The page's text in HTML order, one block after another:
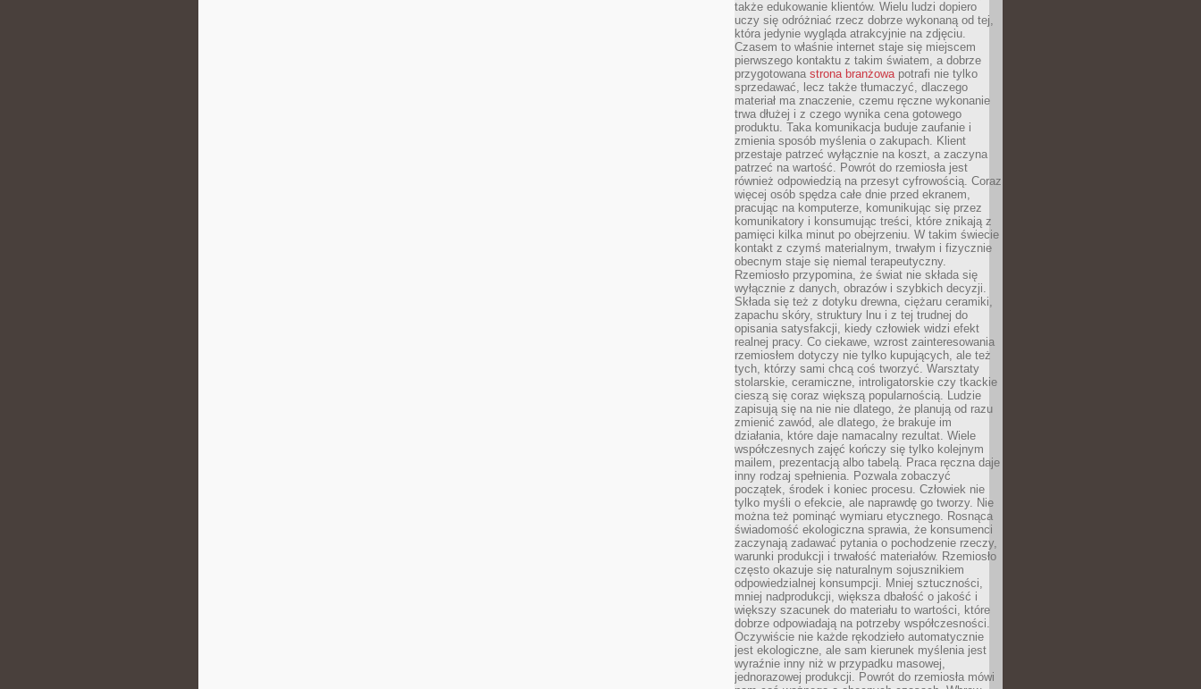
także edukowanie klientów. Wielu ludzi dopiero
uczy się odróżniać rzecz dobrze wykonaną od tej,
która jedynie wygląda atrakcyjnie na zdjęciu.
Czasem to właśnie internet staje się miejscem
pierwszego kontaktu z takim światem, a dobrze
przygotowana strona branżowapotrafi nie tylko
sprzedawać, lecz także tłumaczyć, dlaczego
materiał ma znaczenie, czemu ręczne wykonanie
trwa dłużej i z czego wynika cena gotowego
produktu. Taka komunikacja buduje zaufanie i
zmienia sposób myślenia o zakupach. Klient
przestaje patrzeć wyłącznie na koszt, a zaczyna
patrzeć na wartość. Powrót do rzemiosła jest
również odpowiedzią na przesyt cyfrowością. Coraz
więcej osób spędza całe dnie przed ekranem,
pracując na komputerze, komunikując się przez
komunikatory i konsumując treści, które znikają z
pamięci kilka minut po obejrzeniu. W takim świecie
kontakt z czymś materialnym, trwałym i fizycznie
obecnym staje się niemal terapeutyczny.
Rzemiosło przypomina, że świat nie składa się
wyłącznie z danych, obrazów i szybkich decyzji.
Składa się też z dotyku drewna, ciężaru ceramiki,
zapachu skóry, struktury lnu i z tej trudnej do
opisania satysfakcji, kiedy człowiek widzi efekt
realnej pracy. Co ciekawe, wzrost zainteresowania
rzemiosłem dotyczy nie tylko kupujących, ale też
tych, którzy sami chcą coś tworzyć. Warsztaty
stolarskie, ceramiczne, introligatorskie czy tkackie
cieszą się coraz większą popularnością. Ludzie
zapisują się na nie nie dlatego, że planują od razu
zmienić zawód, ale dlatego, że brakuje im
działania, które daje namacalny rezultat. Wiele
współczesnych zajęć kończy się tylko kolejnym
mailem, prezentacją albo tabelą. Praca ręczna daje
inny rodzaj spełnienia. Pozwala zobaczyć
początek, środek i koniec procesu. Człowiek nie
tylko myśli o efekcie, ale naprawdę go tworzy. Nie
można też pominąć wymiaru etycznego. Rosnąca
świadomość ekologiczna sprawia, że konsumenci
zaczynają zadawać pytania o pochodzenie rzeczy,
warunki produkcji i trwałość materiałów. Rzemiosło
często okazuje się naturalnym sojusznikiem
odpowiedzialnej konsumpcji. Mniej sztuczności,
mniej nadprodukcji, większa dbałość o jakość i
większy szacunek do materiału to wartości, które
dobrze odpowiadają na potrzeby współczesności.
Oczywiście nie każde rękodzieło automatycznie
jest ekologiczne, ale sam kierunek myślenia jest
wyraźnie inny niż w przypadku masowej,
jednorazowej produkcji. Powrót do rzemiosła mówi